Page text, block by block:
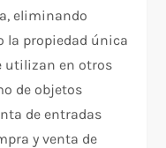
eliminando
la propiedad única
utilizan en otros
de objetos
de entradas
y venta de